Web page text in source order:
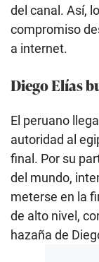
del canal. Así,
compromiso
a internet.
Diego Elías
El peruano
autoridad al
final. Por su
del mundo,
meterse en la
de alto nivel,
hazaña de